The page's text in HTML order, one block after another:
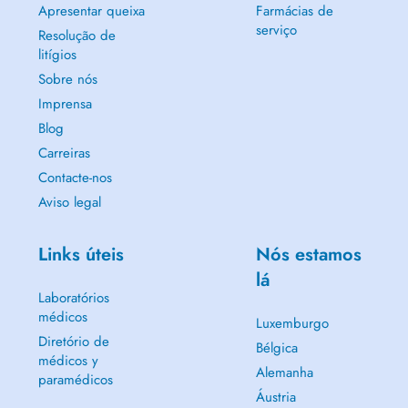
Apresentar queixa
Resolução de
litígios
Sobre nós
Imprensa
Blog
Carreiras
Contacte-nos
Aviso legal
Farmácias de
serviço
Links úteis
Laboratórios
médicos
Diretório de
médicos y
paramédicos
Nós estamos
lá
Luxemburgo
Bélgica
Alemanha
Áustria